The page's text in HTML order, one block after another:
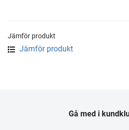
Jämför produkt
Jämför produkt
Gå med i